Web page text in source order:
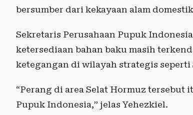
bersumber dari kekayaan alam
Sekretaris Perusahaan Pupuk
ketersediaan bahan baku masih
ketegangan di wilayah strategis seperti
“Perang di area Selat Hormuz
Pupuk Indonesia,” jelas Yehezkiel.